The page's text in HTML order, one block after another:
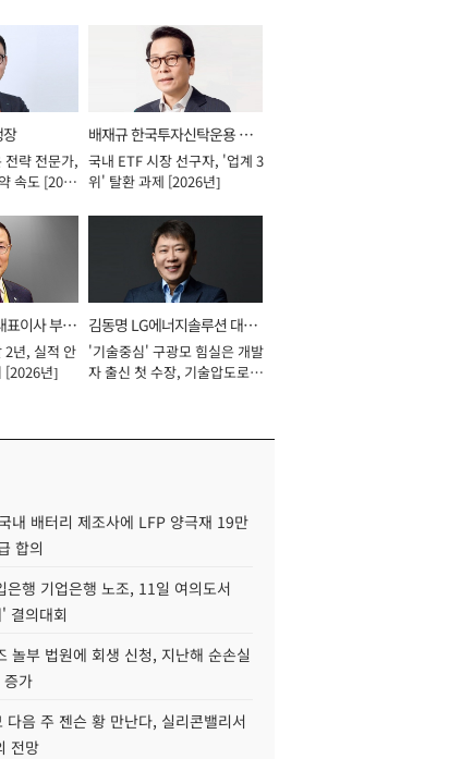
전략 전문가,
속도 [2026
배재규 한국투자신탁운용 대
표이사 사장
국내 ETF 시장 선구자, '업계 3
위' 탈환 과제 [2026년]
표이사 부회
2년, 실적 안
[2026년]
김동명 LG에너지솔루션 대표
이사 사장
'기술중심' 구광모 힘실은 개발
자 출신 첫 수장, 기술압도로
내 배터리 제조사에 LFP 양극재 19만
합의
은행 기업은행 노조, 11일 여의도서
결의대회
놀부 법원에 회생 신청, 지난해 순손실
가
다음 주 젠슨 황 만난다, 실리콘밸리서
전망